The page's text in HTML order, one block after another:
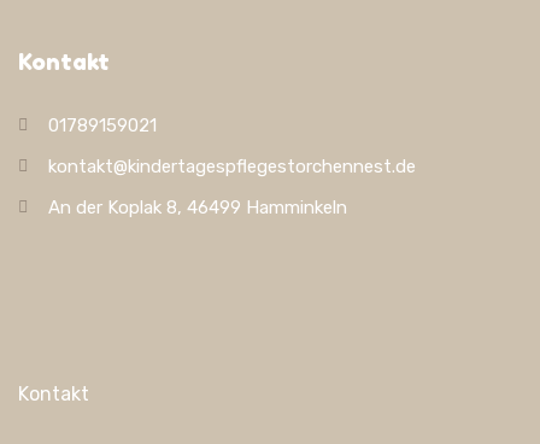
Kontakt
01789159021
kontakt@kindertagespflegestorchennest.de
An der Koplak 8, 46499 Hamminkeln
Kontakt